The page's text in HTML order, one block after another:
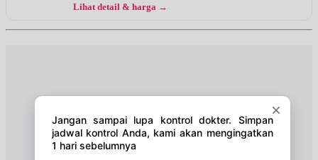
Selasa, 18/08/2026
Rabu, 19/08/2026
Jam 18:00 - 21:00
Lihat detail & harga →